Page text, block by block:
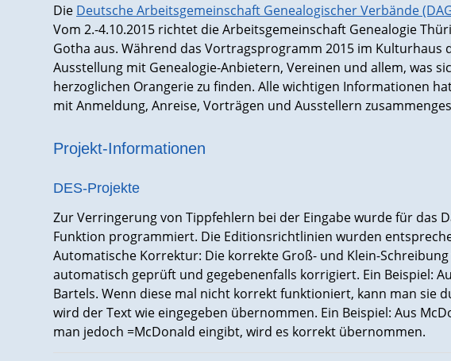
Die Deutsche Arbeitsgemeinschaft Genealogischer Verbände
Vom 2.-4.10.2015 richtet die Arbeitsgemeinschaft Genealogie
Gotha aus. Während das Vortragsprogramm 2015 im
Ausstellung mit Genealogie-Anbietern, Vereinen und allem, was
herzoglichen Orangerie zu finden. Alle wichtigen Informationen
mit Anmeldung, Anreise, Vorträgen und Ausstellern
Projekt-Informationen
DES-Projekte
Zur Verringerung von Tippfehlern bei der Eingabe wurde für das
Funktion programmiert. Die Editionsrichtlinien wurden
Automatische Korrektur: Die korrekte Groß- und Klein-
automatisch geprüft und gegebenenfalls korrigiert. Ein Beispiel:
Bartels. Wenn diese mal nicht korrekt funktioniert, kann man sie
wird der Text wie eingegeben übernommen. Ein Beispiel: Aus
man jedoch =McDonald eingibt, wird es korrekt übernommen.